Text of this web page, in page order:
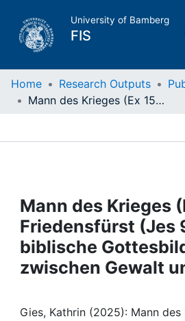
University of Bamberg
FIS
Home
Projects
People
Institutions
Awards
Home Research Outputs
Mann des Krieges (Ex 15,3) und Friedensfürst (Jes 9,5) : biblische Gottesbilder zwischen Gewalt und Heil
Mann des Krieges
Friedensfürst (Jes
biblische
zwischen Gewalt
Gies, Kathrin (2025): Mann des